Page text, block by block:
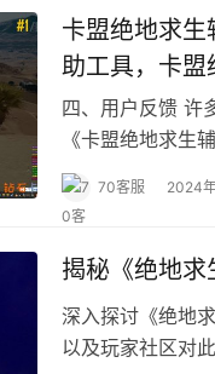
卡盟绝地求
助工具，卡盟
四、用户反馈 许
《卡盟绝地求生
能。
70客服 2024
揭秘《绝地
深入探讨《绝地
以及玩家社区对